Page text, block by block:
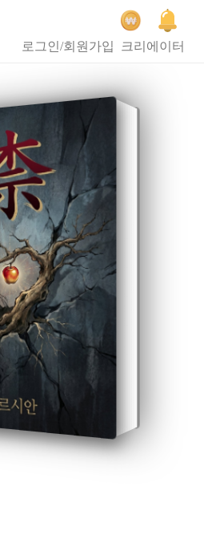
로그인/회원가입 크리에이터